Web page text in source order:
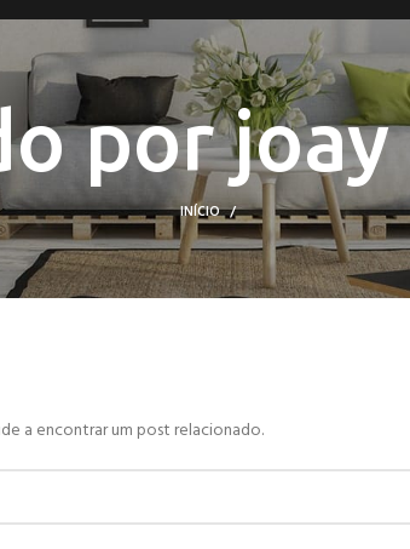
porjoay
INÍCIO
a encontrar um post relacionado.